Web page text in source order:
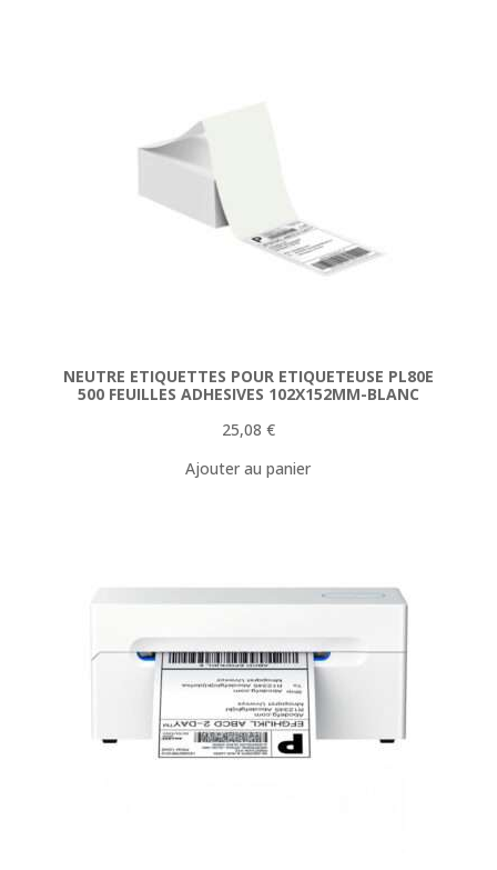
NEUTRE ETIQUETTES POUR ETIQUETEUSE PL80E
500 FEUILLES ADHESIVES 102X152MM-BLANC
25,08 €
Ajouter au panier